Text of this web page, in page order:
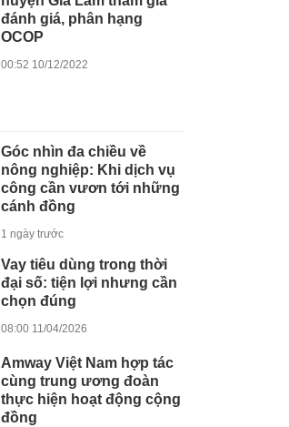
đánh giá, phân hạng
OCOP
00:52 10/12/2022
Góc nhìn đa chiều về
nông nghiệp: Khi dịch vụ
công cần vươn tới những
cánh đồng
1 ngày trước
Vay tiêu dùng trong thời
đại số: tiện lợi nhưng cần
chọn đúng
08:00 11/04/2026
Amway Việt Nam hợp tác
cùng trung ương đoàn
thực hiện hoạt động cộng
đồng